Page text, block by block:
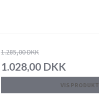
1.285,00 DKK
1.028,00 DKK
VIS PRODUKT